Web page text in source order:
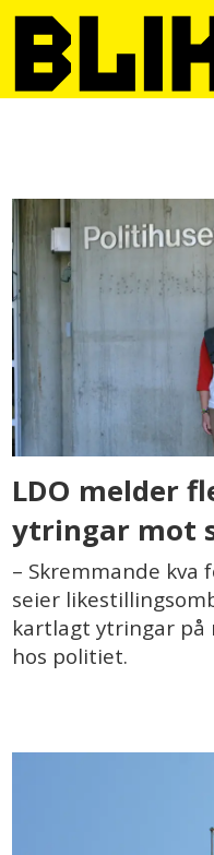
LDO melder
ytringar mot
– Skremmande kva
seier
kartlagt ytringar på
hos politiet.